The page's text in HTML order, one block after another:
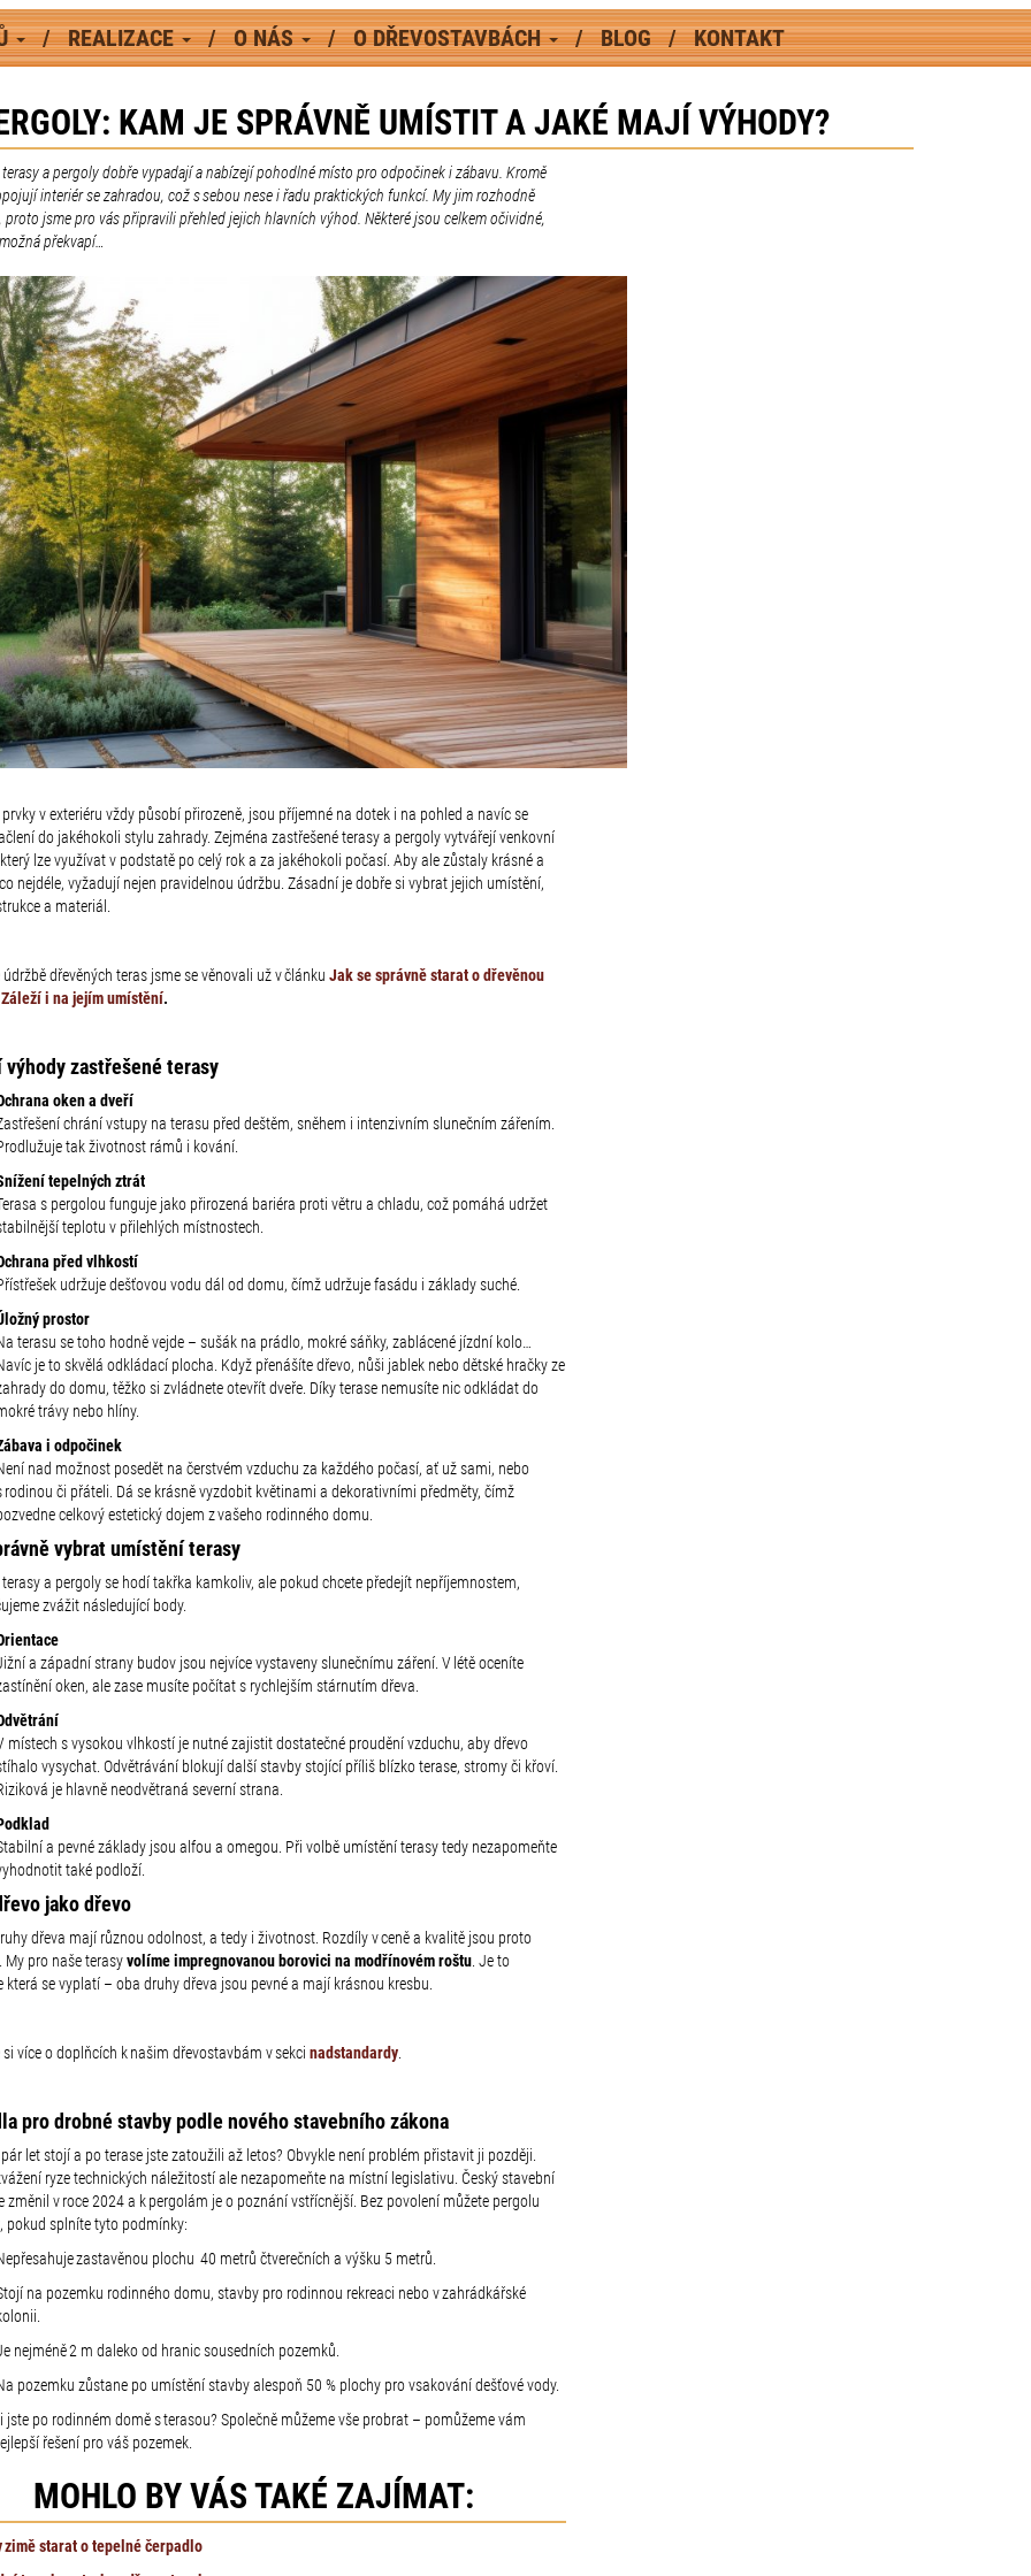
REALIZACE O NÁS O DŘEVOSTAVBÁCH BLOG KONTAKT
KAM JE SPRÁVNĚ UMÍSTIT A JAKÉ MAJÍ VÝHODY?
terasy a pergoly dobře vypadají a nabízejí pohodlné místo pro odpočinek i zábavu. Kromě
interiér se zahradou, což s sebou nese i řadu praktických funkcí. My jim rozhodně
proto jsme pro vás připravili přehled jejich hlavních výhod. Některé jsou celkem očividné,
překvapí…
prvky v exteriéru vždy působí přirozeně, jsou příjemné na dotek i na pohled a navíc se
do jakéhokoli stylu zahrady. Zejména zastřešené terasy a pergoly vytvářejí venkovní
lze využívat v podstatě po celý rok a za jakéhokoli počasí. Aby ale zůstaly krásné a
nejdéle, vyžadují nejen pravidelnou údržbu. Zásadní je dobře si vybrat jejich umístění,
a materiál.
údržbě dřevěných teras jsme se věnovali už v článkuJak se správně starat o dřevěnou
i na jejím umístění.
výhody zastřešené terasy
oken a dveří
chrání vstupy na terasu před deštěm, sněhem i intenzivním slunečním zářením.
tak životnost rámů i kování.
tepelných ztrát
s pergolou funguje jako přirozená bariéra proti větru a chladu, což pomáhá udržet
teplotu v přilehlých místnostech.
před vlhkostí
udržuje dešťovou vodu dál od domu, čímž udržuje fasádu i základy suché.
prostor
terasu se toho hodně vejde – sušák na prádlo, mokré sáňky, zablácené jízdní kolo…
je to skvělá odkládací plocha. Když přenášíte dřevo, nůši jablek nebo dětské hračky ze
do domu, těžko si zvládnete otevřít dveře. Díky terase nemusíte nic odkládat do
trávy nebo hlíny.
i odpočinek
nad možnost posedět na čerstvém vzduchu za každého počasí, ať už sami, nebo
rodinou či přáteli. Dá se krásně vyzdobit květinami a dekorativními předměty, čímž
celkový estetický dojem z vašeho rodinného domu.
vybrat umístění terasy
terasy a pergoly se hodí takřka kamkoliv, ale pokud chcete předejít nepříjemnostem,
zvážit následující body.
a západní strany budov jsou nejvíce vystaveny slunečnímu záření. V létě oceníte
oken, ale zase musíte počítat s rychlejším stárnutím dřeva.
místech s vysokou vlhkostí je nutné zajistit dostatečné proudění vzduchu, aby dřevo
vysychat. Odvětrávání blokují další stavby stojící příliš blízko terase, stromy či křoví.
je hlavně neodvětraná severní strana.
a pevné základy jsou alfou a omegou. Při volbě umístění terasy tedy nezapomeňte
také podloží.
jako dřevo
dřeva mají různou odolnost, a tedy i životnost. Rozdíly v ceně a kvalitě jsou proto
My pro naše terasyvolíme impregnovanou borovici na modřínovém roštu. Je to
která se vyplatí – oba druhy dřeva jsou pevné a mají krásnou kresbu.
si více o doplňcích k našim dřevostavbám v sekcinadstandardy.
pro drobné stavby podle nového stavebního zákona
let stojí a po terase jste zatoužili až letos? Obvykle není problém přistavit ji později.
ryze technických náležitostí ale nezapomeňte na místní legislativu. Český stavební
změnil v roce 2024 a k pergolám je o poznání vstřícnější. Bez povolení můžete pergolu
pokud splníte tyto podmínky:
zastavěnou plochu 40 metrů čtverečních a výšku 5 metrů.
na pozemku rodinného domu, stavby pro rodinnou rekreaci nebo v zahrádkářské
nejméně 2 m daleko od hranic sousedních pozemků.
pozemku zůstane po umístění stavby alespoň 50 % plochy pro vsakování dešťové vody.
jste po rodinném domě s terasou? Společně můžeme vše probrat – pomůžeme vám
řešení pro váš pozemek.
MOHLO BY VÁS TAKÉ ZAJÍMAT:
zimě starat o tepelné čerpadlo